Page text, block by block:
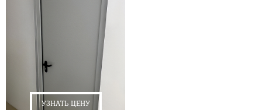
УЗНАТЬ ЦЕНУ